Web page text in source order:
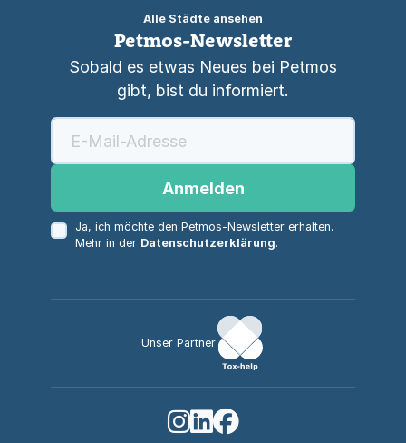
Alle Städte ansehen
Petmos-Newsletter
Sobald es etwas Neues bei Petmos
gibt, bist du informiert.
Anmelden
Ja, ich möchte den Petmos-Newsletter erhalten.
Mehr in der Datenschutzerklärung.
Unser Partner